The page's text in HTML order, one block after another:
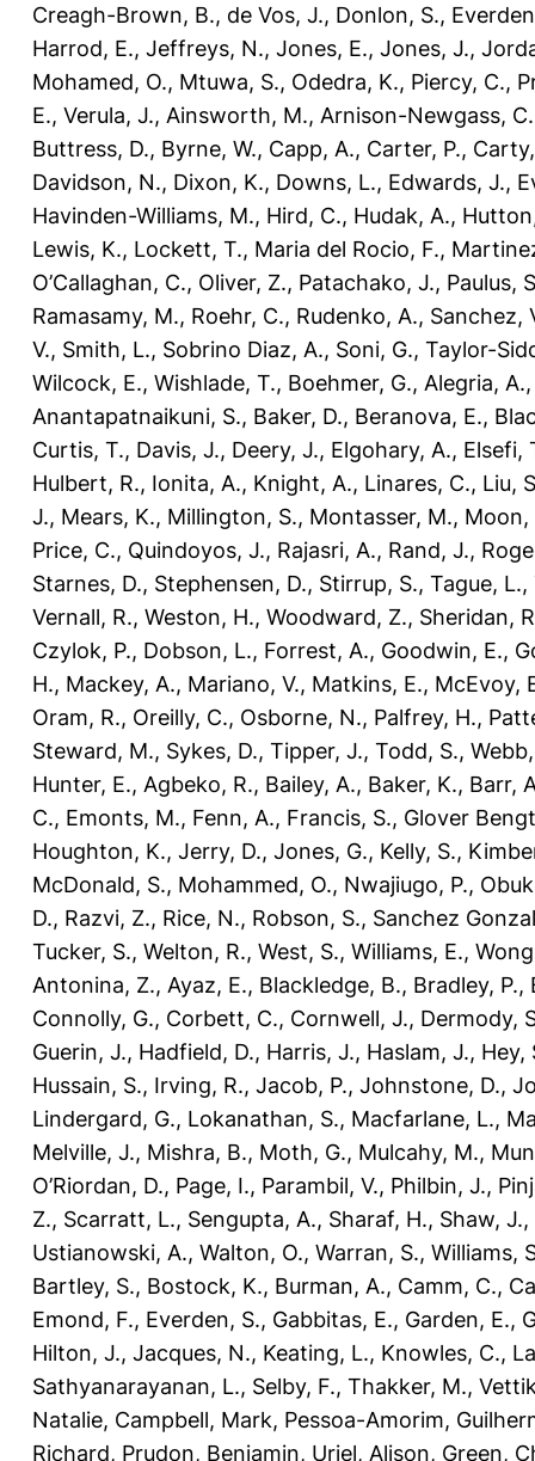
Creagh-Brown, B., de Vos, J., Donlon, S.,
Harrod, E., Jeffreys, N., Jones, E., Jones, J.,
Mohamed, O., Mtuwa, S., Odedra, K., Piercy, C.,
E., Verula, J., Ainsworth, M., Arnison-Newgass, C.
Buttress, D., Byrne, W., Capp, A., Carter, P.,
Davidson, N., Dixon, K., Downs, L., Edwards, J.,
Havinden-Williams, M., Hird, C., Hudak, A.,
Lewis, K., Lockett, T., Maria del Rocio, F.,
O’Callaghan, C., Oliver, Z., Patachako, J., Paulus,
Ramasamy, M., Roehr, C., Rudenko, A., Sanchez,
V., Smith, L., Sobrino Diaz, A., Soni, G., Taylor-
Wilcock, E., Wishlade, T., Boehmer, G., Alegria, A.
Anantapatnaikuni, S., Baker, D., Beranova, E.,
Curtis, T., Davis, J., Deery, J., Elgohary, A., Elsefi,
Hulbert, R., Ionita, A., Knight, A., Linares, C., Liu,
J., Mears, K., Millington, S., Montasser, M., Moon,
Price, C., Quindoyos, J., Rajasri, A., Rand, J.,
Starnes, D., Stephensen, D., Stirrup, S., Tague, L.,
Vernall, R., Weston, H., Woodward, Z., Sheridan,
Czylok, P., Dobson, L., Forrest, A., Goodwin, E.,
H., Mackey, A., Mariano, V., Matkins, E., McEvoy,
Oram, R., Oreilly, C., Osborne, N., Palfrey, H.,
Steward, M., Sykes, D., Tipper, J., Todd, S.,
Hunter, E., Agbeko, R., Bailey, A., Baker, K., Barr,
C., Emonts, M., Fenn, A., Francis, S., Glover
Houghton, K., Jerry, D., Jones, G., Kelly, S.,
McDonald, S., Mohammed, O., Nwajiugo, P.,
D., Razvi, Z., Rice, N., Robson, S., Sanchez
Tucker, S., Welton, R., West, S., Williams, E.,
Antonina, Z., Ayaz, E., Blackledge, B., Bradley, P.,
Connolly, G., Corbett, C., Cornwell, J., Dermody,
Guerin, J., Hadfield, D., Harris, J., Haslam, J., Hey,
Hussain, S., Irving, R., Jacob, P., Johnstone, D.,
Lindergard, G., Lokanathan, S., Macfarlane, L.,
Melville, J., Mishra, B., Moth, G., Mulcahy, M.,
O’Riordan, D., Page, I., Parambil, V., Philbin, J.,
Z., Scarratt, L., Sengupta, A., Sharaf, H., Shaw, J.,
Ustianowski, A., Walton, O., Warran, S., Williams,
Bartley, S., Bostock, K., Burman, A., Camm, C.,
Emond, F., Everden, S., Gabbitas, E., Garden, E.,
Hilton, J., Jacques, N., Keating, L., Knowles, C.,
Sathyanarayanan, L., Selby, F., Thakker, M.,
Natalie, Campbell, Mark, Pessoa-Amorim,
Richard, Prudon, Benjamin, Uriel, Alison, Green,